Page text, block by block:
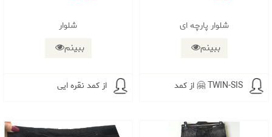
شلوار پارچه ای
ببینم
از کمد 🤗 TWIN-SIS
شلوار
ببینم
از کمد نقره ایی